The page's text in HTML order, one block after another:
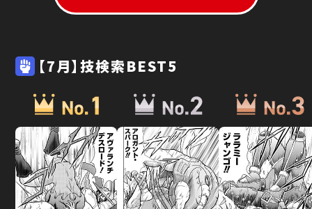
【7月】技検索BEST5